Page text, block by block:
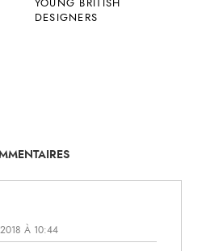
DESIGNERS
À 10:44